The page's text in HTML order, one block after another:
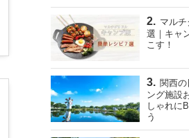
マル
選｜キャ
こす！
関西
ング施設
しゃれに
う